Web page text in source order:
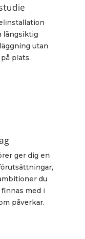
långsiktig
utan
plats.
ger dig en
du
med i
påverkar.